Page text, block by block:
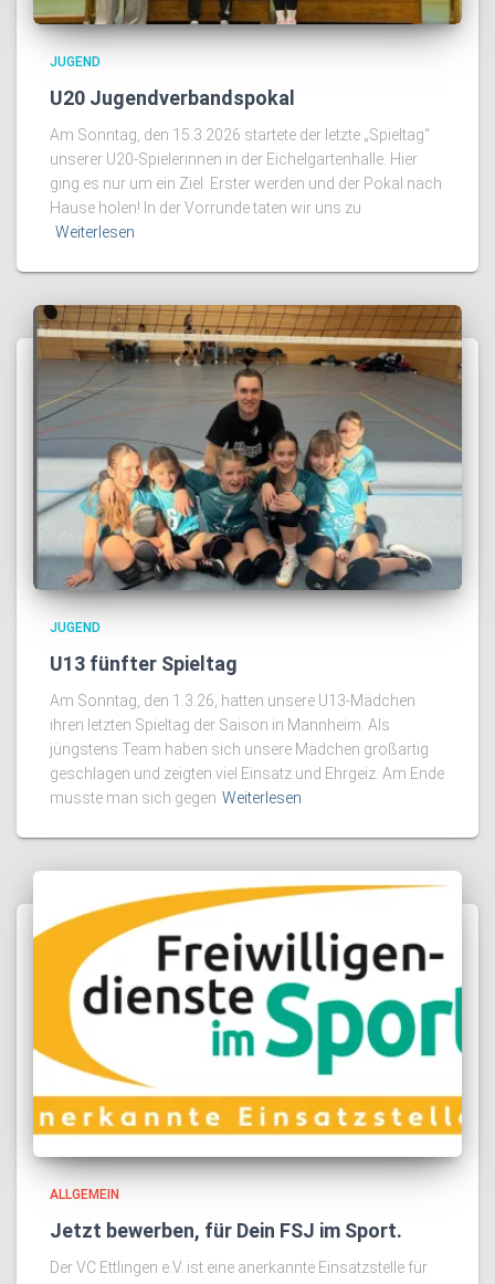
JUGEND
U20 Jugendverbandspokal
Am Sonntag, den 15.3.2026 startete der letzte „Spieltag“
unserer U20-Spielerinnen in der Eichelgartenhalle. Hier
ging es nur um ein Ziel: Erster werden und der Pokal nach
Hause holen! In der Vorrunde taten wir uns zu
Weiterlesen
JUGEND
U13 fünfter Spieltag
Am Sonntag, den 1.3.26, hatten unsere U13-Mädchen
ihren letzten Spieltag der Saison in Mannheim. Als
jüngstens Team haben sich unsere Mädchen großartig
geschlagen und zeigten viel Einsatz und Ehrgeiz. Am Ende
musste man sich gegen Weiterlesen
ALLGEMEIN
Jetzt bewerben, für Dein FSJ im Sport.
Der VC Ettlingen e.V. ist eine anerkannte Einsatzstelle für